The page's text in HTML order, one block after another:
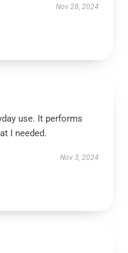
Nov 28, 2024
use. It performs
I needed.
Nov 3, 2024